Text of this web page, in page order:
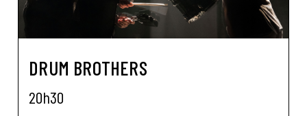
DRUM BROTHERS
20h30